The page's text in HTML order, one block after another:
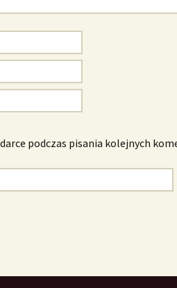
podczas pisania kolejnych